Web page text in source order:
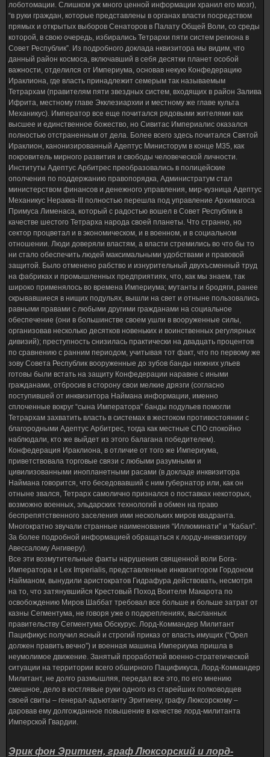
лоботомации. Слишком уж много ценной информации хранил его мозг),
“в руки граждан, которые представлены в органах власти посредством
прямых и открытых выборов Сенаторов в Палату Общей Воли, со среды
которой, в свою очередь, избирались Тетрархи пяти систем региона в
Совет Республик”. Из подробного доклада нквизитора мы видим, что
данный район космоса, включавший в себя десятки планет особой
важности, отделился от Империума, основав некую Конфедерацию
Ираклиона, где власть принадлежит семерым так называемым
Тетрархам (правителям пяти звездных систем, входящих в район Залива
Ифрита, местному главе Экклезиархии и местному же главе культа
Механикус). Император все еще почитался рядовыми жителями как
высшее и единственное божество, но Сивитас Империалис оказался
полностью отстраненным от дела. Более всего здесь почитался Святой
Ираклион, канонизированный Адептус Министорум в конце М35, как
покровитель мирного развития и свободы человеческой личности.
Институты Адептус Арбитрес преобразовались в полицейские
ополчения по поддержанию правопорядка, Администратум стал
министерством финансов и денежного управления, мир-кузница Адептус
Механикус Неракка-III полностью перешла под управление Архимагоса
Примуса Лименаса, который с радостью вошел в Совет Республик в
качестве шестого Тетрарха народа своей планеты. Что странно, но
сектор процветал и в экономическом, и в военном, и в социальном
отношении. Люди доверяли властям, а власти стремились во что бы то
ни стало обеспечить людей максимальными удобствами и правовой
защитой. Было отменено рабство и изнурительный двухъсменный труд
на фабриках и промышленных предприятиях, что, как мы знаем, так
широко применялось во времена Империума; мутанты и бродяги, ранее
скрывавшиеся в нищих подульях, вышли на свет и отныне пользовались
равными правами с любыми другими гражданами на социальное
обеспечение (они в большинстве своем ушли в вооруженные силы,
организовав несколько десятков новеньких и воинственных регулярных
дивизий); преступность снизилась практически на двадцать процентов
по сравнению с ранним периодом, учитывая тот факт, что по первому же
зову Совета Республик вооруженные до зубов банды нижних ульев
готовы были встать на защиту Конфедерации наравне с иными
гражданами, отбросив в сторону свои мелкие дрязги (согласно
поступившей от инквизитора Наймана информации, именно
сплоченные вокруг “сына Императора” банды подульев помогли
Тетрархам захватить власть в системах в жестоком противостоянии с
благородными Адептус Арбитрес, тогда как местные СПО спокойно
наблюдали, кто же выйдет из этого балагана победителем).
Конфедерация Ираклиона, в отличие от того же Империума,
приветствовала торговые связи с любыми разумными и
цивилизованными инопланетными расами (в докладе инквизитора
Наймана говорится, что беседовавший с ним губернатор или, как он
отныне звался, Тетрарх самолично признался о поставках некоторых,
возможно военных, эльдарских технологий в обмен на право
беспрепятственного заселения ими нескольких миров квадранта.
Многократно звучали странные наименования “Иллюминати” и “Кабал”.
За более подробной информацией обращаться к лорду-инквизитору
Авессалому Ангиверу).
Все эти возмутительные факты нарушения священной воли Бога-
Императора и Lex Imperialis, представленные инквизитором Гордоном
Найманом, вынудили аристократов Гидрафура действовать, несмотря
на то, что затянувшийся Крестовый Поход Воителя Макарота по
освобождению Миров Шаббат требовал все больше и больше затрат от
казны Сегментума, не говоря уже о подкреплениях, высланных
правительству Сегментума Обскурус. Лорд-Коммандер Милитант
Пацификус получил ясный и строгий приказ от власть имущих (“Орел
должен править вечно”) и военная машина Империума пришла в
неумолимое движение. Занятый проработкой военно-стратегической
ситуации на территории всего обширного Пацификуса, Лорд-Коммандер
Милитант, не долго размышляя, передал все это, по его мнению
смешное, дело в костлявые руки одного из старейших полководцев
своей свиты – генерал-адъютанту Эритиену, графу Люксорскому –
даровав ему долгожданное повышение в качестве лорд-милитанта
Имперской Гвардии.
Эрик фон Эритиен, граф Люксорский и лорд-